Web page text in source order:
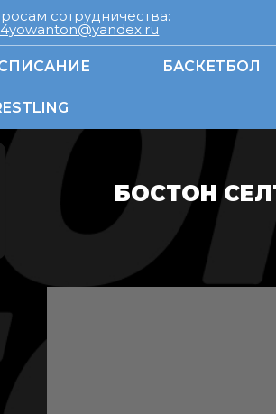
сотрудничества:
БАСКЕТБОЛ
БОСТОН